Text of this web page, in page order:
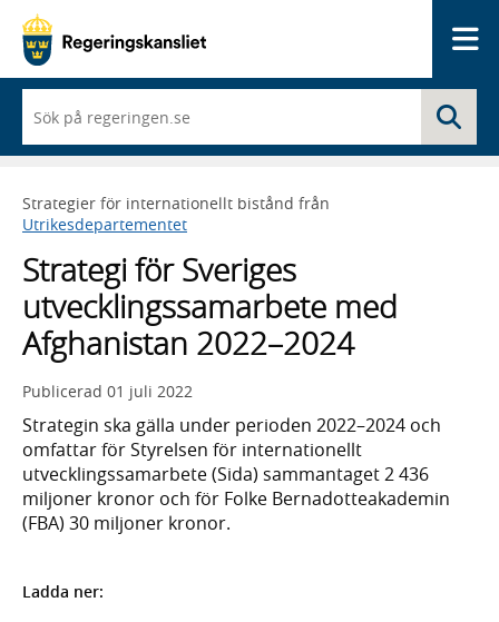
du
börjar
skriva
framträder
en
med
sökförslag
Strategier för internationellt bistånd från
Utrikesdepartementet
Strategi för Sveriges
utvecklingssamarbete med
Afghanistan 2022–2024
Publicerad 01 juli 2022
Strategin ska gälla under perioden 2022–2024 och
omfattar för Styrelsen för internationellt
utvecklingssamarbete (Sida) sammantaget 2 436
miljoner kronor och för Folke Bernadotteakademin
(FBA) 30 miljoner kronor.
Ladda ner: